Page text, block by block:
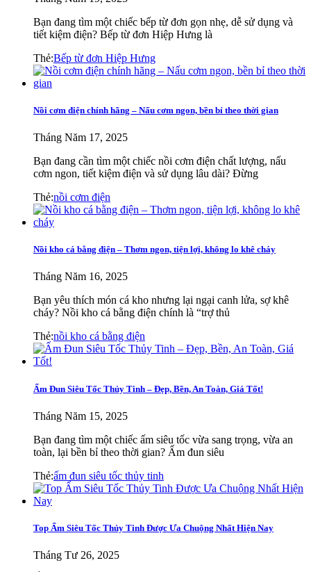
Bạn đang tìm một chiếc bếp từ đơn gọn nhẹ, dễ sử dụng và
tiết kiệm điện? Bếp từ đơn Hiệp Hưng là
Thẻ:Bếp từ đơn Hiệp Hưng
Nồi cơm điện chính hãng – Nấu cơm ngon, bền bỉ theo thời gian
Tháng Năm 17, 2025
Bạn đang cần tìm một chiếc nồi cơm điện chất lượng, nấu
cơm ngon, tiết kiệm điện và sử dụng lâu dài? Đừng
Thẻ:nồi cơm điện
Nồi kho cá bằng điện – Thơm ngon, tiện lợi, không lo khê cháy
Tháng Năm 16, 2025
Bạn yêu thích món cá kho nhưng lại ngại canh lửa, sợ khê
cháy? Nồi kho cá bằng điện chính là “trợ thủ
Thẻ:nồi kho cá bằng điện
Ấm Đun Siêu Tốc Thủy Tinh – Đẹp, Bền, An Toàn, Giá Tốt!
Tháng Năm 15, 2025
Bạn đang tìm một chiếc ấm siêu tốc vừa sang trọng, vừa an
toàn, lại bền bỉ theo thời gian? Ấm đun siêu
Thẻ:ấm đun siêu tốc thủy tinh
Top Ấm Siêu Tốc Thủy Tinh Được Ưa Chuộng Nhất Hiện Nay
Tháng Tư 26, 2025